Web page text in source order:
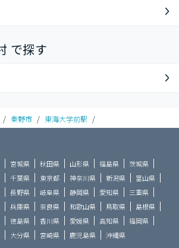
で探す
/ 秦野市 / 東海大学前駅 /
宮城県 秋田県 山形県 福島県
茨城県
千葉県 東京都 神奈川県 新潟県
富山県
長野県 岐阜県 静岡県 愛知県
三重県
兵庫県 奈良県 和歌山県 鳥取県
島根県
徳島県 香川県 愛媛県 高知県
福岡県
大分県 宮崎県 鹿児島県 沖縄県